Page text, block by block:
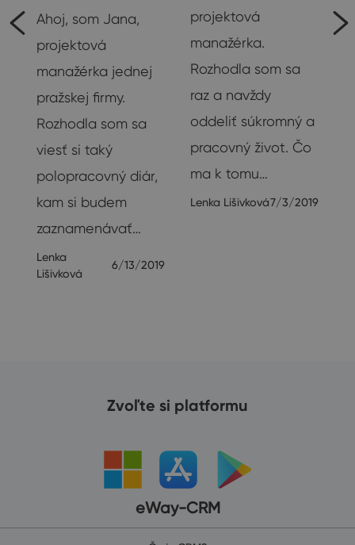
Ahoj, som Jana,
projektová
manažérka jednej
pražskej firmy.
Rozhodla som sa
viesť si taký
polopracovný diár,
kam si budem
zaznamenávať…
Lenka
Lišivková
6/13/2019
projektová
manažérka.
Rozhodla som sa
raz a navždy
oddeliť súkromný a
pracovný život. Čo
ma k tomu…
Lenka Lišivková7/3/2019
Zvoľte si platformu
eWay-CRM